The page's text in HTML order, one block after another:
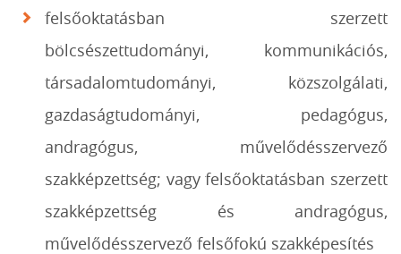
felsőoktatásban szerzett
bölcsészettudományi, kommunikációs,
társadalomtudományi, közszolgálati,
gazdaságtudományi, pedagógus,
andragógus, művelődésszervező
szakképzettség; vagy felsőoktatásban szerzett
szakképzettség és andragógus,
művelődésszervező felsőfokú szakképesítés